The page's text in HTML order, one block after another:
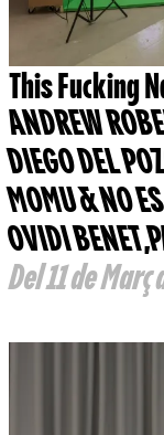
This Fucking
ANDREW
DIEGO DEL
MOMU & NO ES
OVIDI BENET,
Del 11 de